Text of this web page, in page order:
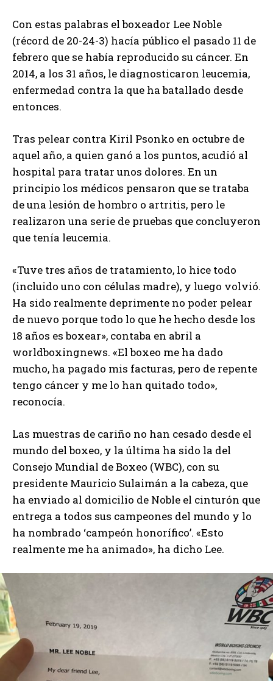
Con estas palabras el boxeador Lee Noble
(récord de 20-24-3) hacía público el pasado 11 de
febrero que se había reproducido su cáncer. En
2014, a los 31 años, le diagnosticaron leucemia,
enfermedad contra la que ha batallado desde
entonces.
Tras pelear contra Kiril Psonko en octubre de
aquel año, a quien ganó a los puntos, acudió al
hospital para tratar unos dolores. En un
principio los médicos pensaron que se trataba
de una lesión de hombro o artritis, pero le
realizaron una serie de pruebas que concluyeron
que tenía leucemia.
«Tuve tres años de tratamiento, lo hice todo
(incluido uno con células madre), y luego volvió.
Ha sido realmente deprimente no poder pelear
de nuevo porque todo lo que he hecho desde los
18 años es boxear», contaba en abril a
worldboxingnews. «El boxeo me ha dado
mucho, ha pagado mis facturas, pero de repente
tengo cáncer y me lo han quitado todo»,
reconocía.
Las muestras de cariño no han cesado desde el
mundo del boxeo, y la última ha sido la del
Consejo Mundial de Boxeo (WBC), con su
presidente Mauricio Sulaimán a la cabeza, que
ha enviado al domicilio de Noble el cinturón que
entrega a todos sus campeones del mundo y lo
ha nombrado ‘campeón honorífico’. «Esto
realmente me ha animado», ha dicho Lee.